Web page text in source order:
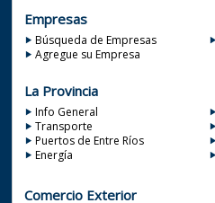
Empresas
Búsqueda de Empresas
Agregue su Empresa
La Provincia
Info General
Transporte
Puertos de Entre Ríos
Energía
Comercio Exterior